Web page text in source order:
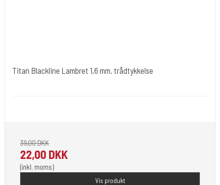
Titan Blackline Lambret 1,6 mm. trådtykkelse
39,00 DKK
22,00 DKK
(inkl. moms)
Vis produkt